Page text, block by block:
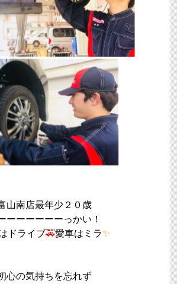
山南店最年少２０歳
ーーーーーーっかい！
ドライブ🚕愛車はミラ✨
心の気持ちを忘れず